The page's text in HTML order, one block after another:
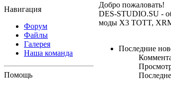
Навигация
Форум
Файлы
Галерея
Наша команда
Помощь
Добро пожаловать!
DES-STUDIO.SU -
моды X3 TOTT,
Последние